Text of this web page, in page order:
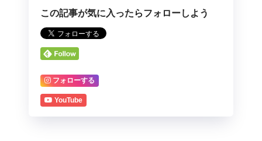
この記事が気に入ったらフォローしよう
フォローする
YouTube